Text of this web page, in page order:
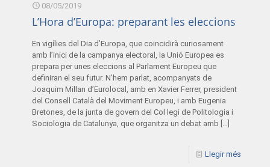
08/05/2019
L’Hora d’Europa: preparant les eleccions
En vigílies del Dia d’Europa, que coincidirà curiosament
amb l’inici de la campanya electoral, la Unió Europea es
prepara per unes eleccions al Parlament Europeu que
definiran el seu futur. N’hem parlat, acompanyats de
Joaquim Millan d’Eurolocal, amb en Xavier Ferrer, president
del Consell Català del Moviment Europeu, i amb Eugenia
Bretones, de la junta de govern del Col·legi de Politologia i
Sociologia de Catalunya, que organitza un debat amb […]
Llegir més